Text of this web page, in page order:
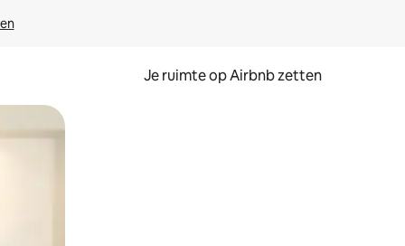
Je ruimte op Airbnb zetten